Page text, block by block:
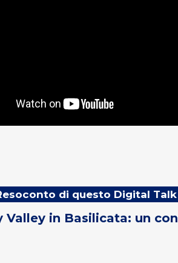
di questo Digital Talk
Valley in Basilicata: un